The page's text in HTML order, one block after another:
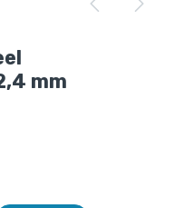
mm
je winkelmandje